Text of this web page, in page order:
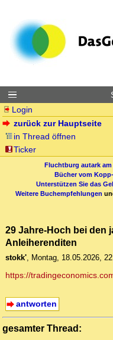
Login
zurück zur Hauptseite
in Thread öffnen
Ticker
Fluchtburg autark am
Bücher vom
Unterstützen Sie das
Weitere Buchempfehlungen
29 Jahre-Hoch bei den
Anleiherenditen
stokk', Montag, 18.05.2026,
https://
antworten
gesamter Thread: